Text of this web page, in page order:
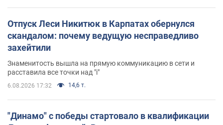
Отпуск Леси Никитюк в Карпатах обернулся
скандалом: почему ведущую несправедливо
захейтили
Знаменитость вышла на прямую коммуникацию в сети и
расставила все точки над "i"
6.08.2026 17:32 14,6 т.
"Динамо" с победы стартовало в квалификации